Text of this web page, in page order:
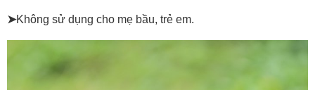
➤Không sử dụng cho mẹ bầu, trẻ em.